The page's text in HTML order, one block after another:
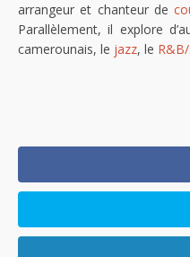
arrangeur et chanteur de
Parallèlement, il explore
camerounais, le jazz, le